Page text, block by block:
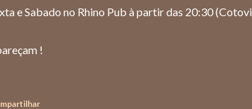
e Sabado no Rhino Pub à partir das 20:30
!